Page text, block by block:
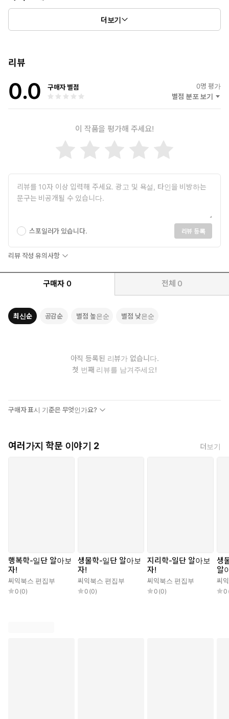
게 모호해질 수 있는지를 탐구합니다. 저자는 독자들이 느끼는 두
려움이나 경외감, 그리고 신비로운 경험들이 우리 삶에 미치는
영향을 고찰하며, 이러한 현상들이 인간의 심리와 문화에 어떻게
이 책은 단순히 초자연 현상을 나열하는 것이 아니라, 그 현상들이
독자들은 이 책을 통해 초자연 현상에 대한 경외감을 느끼면서도, 동
시에 그 이면에 숨겨진 과학적 사실들을 이해하게 될 것입니다.
마지막으로, 이 책은 초자연적인 현상에 대한 흥미로운 이야기와 함
께, 과학적 사고의 중요성을 강조하며, 독자들에게 사고의 폭을 넓
히는 기회를 제공합니다. 『초자연학-일단 알아보자!』는 초자연적
인 현상에 관심이 있는 모든 이들에게 필수적인 안내서가 될 것입니
다.
*생성형 GPT를 활용하여 제작되었습니다.
"세상을 아름다운 지식으로 물들이자" 위 모토를 바탕으로 다양한
더보기
리뷰
0.0 구매자 별점 0명 평가
별점 분포 보기
이 작품을 평가해 주세요!
스포일러가 있습니다. 리뷰 등록
리뷰 작성 유의사항
구매자 0 전체 0
최신순 공감순 별점 높은순 별점 낮은순
아직 등록된 리뷰가 없습니다.
첫 번째 리뷰를 남겨주세요!
구매자 표시 기준은 무엇인가요?
여러가지 학문 이야기 2 더보기
행복학-일단 알아보
자!
씨익북스 편집부
0 (0)
생물학-일단 알아보
자!
씨익북스 편집부
0 (0)
지리학-일단 알아보
자!
씨익북스 편집부
0 (0)
생
알
씨
0